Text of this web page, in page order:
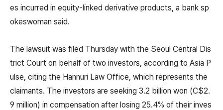
es incurred in equity-linked derivative products, a bank sp
okeswoman said.
The lawsuit was filed Thursday with the Seoul Central Dis
trict Court on behalf of two investors, according to Asia P
ulse, citing the Hannuri Law Office, which represents the
claimants. The investors are seeking 3.2 billion won (C$2.
9 million) in compensation after losing 25.4% of their inves